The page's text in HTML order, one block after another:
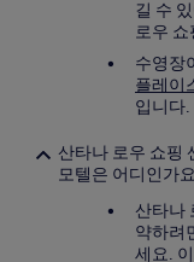
길 수
로우
수영장
플레이
입니다.
산타나 로우 쇼핑
모텔은 어디인가
산타나
약하려
세요.